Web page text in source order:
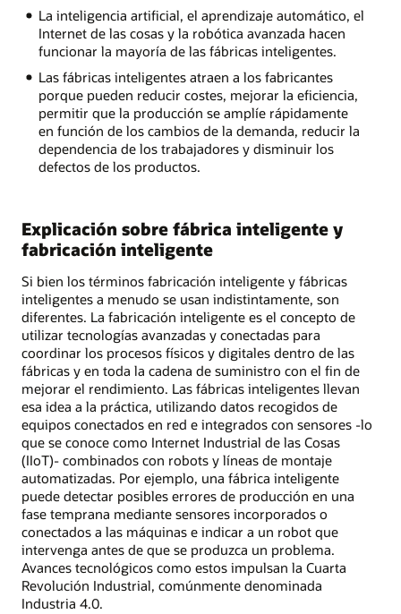
La inteligencia artificial, el aprendizaje automático, el
Internet de las cosas y la robótica avanzada hacen
funcionar la mayoría de las fábricas inteligentes.
Las fábricas inteligentes atraen a los fabricantes
porque pueden reducir costes, mejorar la eficiencia,
permitir que la producción se amplíe rápidamente
en función de los cambios de la demanda, reducir la
dependencia de los trabajadores y disminuir los
defectos de los productos.
Explicación sobre fábrica inteligente y
fabricación inteligente
Si bien los términos fabricación inteligente y fábricas
inteligentes a menudo se usan indistintamente, son
diferentes. La fabricación inteligente es el concepto de
utilizar tecnologías avanzadas y conectadas para
coordinar los procesos físicos y digitales dentro de las
fábricas y en toda la cadena de suministro con el fin de
mejorar el rendimiento. Las fábricas inteligentes llevan
esa idea a la práctica, utilizando datos recogidos de
equipos conectados en red e integrados con sensores -lo
que se conoce como Internet Industrial de las Cosas
(IIoT)- combinados con robots y líneas de montaje
automatizadas. Por ejemplo, una fábrica inteligente
puede detectar posibles errores de producción en una
fase temprana mediante sensores incorporados o
conectados a las máquinas e indicar a un robot que
intervenga antes de que se produzca un problema.
Avances tecnológicos como estos impulsan la Cuarta
Revolución Industrial, comúnmente denominada
Industria 4.0.